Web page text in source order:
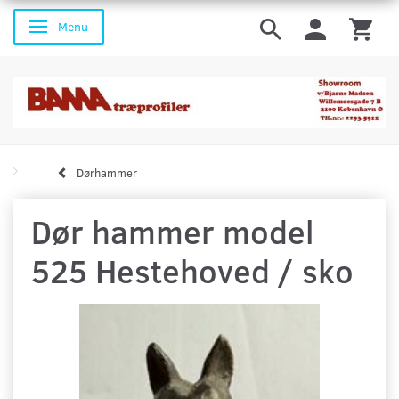
Skifte navigation
Menu
Dørhammer
Dør hammer model
525 Hestehoved / sko